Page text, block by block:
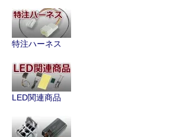
特注ハーネス
LED関連商品